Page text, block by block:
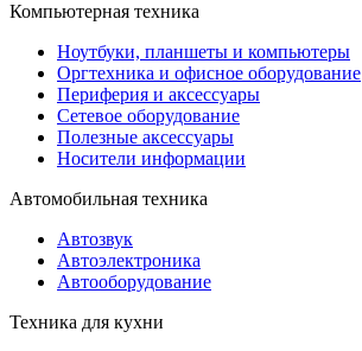
Компьютерная техника
Ноутбуки, планшеты и компьютеры
Оргтехника и офисное оборудование
Периферия и аксессуары
Cетевое оборудование
Полезные аксессуары
Носители информации
Автомобильная техника
Автозвук
Автоэлектроника
Автооборудование
Техника для кухни